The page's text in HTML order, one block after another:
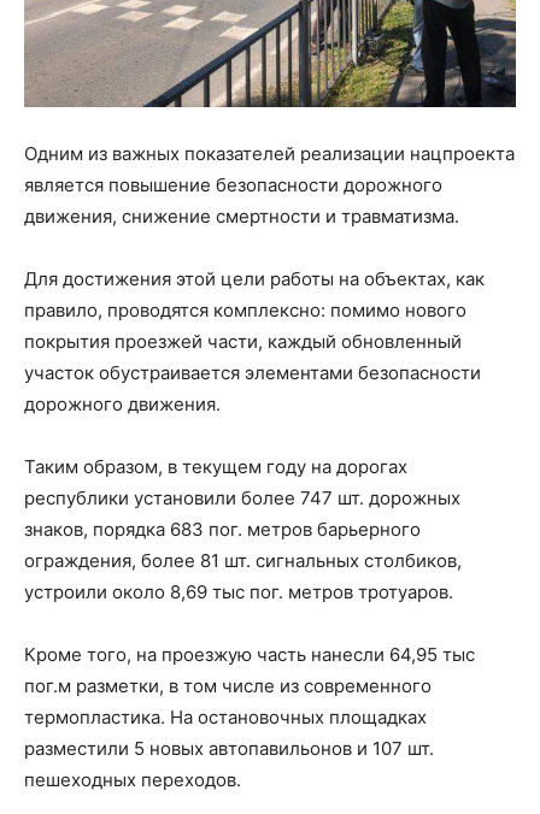
Одним из важных показателей реализации нацпроекта
является повышение безопасности дорожного
движения, снижение смертности и травматизма.
Для достижения этой цели работы на объектах, как
правило, проводятся комплексно: помимо нового
покрытия проезжей части, каждый обновленный
участок обустраивается элементами безопасности
дорожного движения.
Таким образом, в текущем году на дорогах
республики установили более 747 шт. дорожных
знаков, порядка 683 пог. метров барьерного
ограждения, более 81 шт. сигнальных столбиков,
устроили около 8,69 тыс пог. метров тротуаров.
Кроме того, на проезжую часть нанесли 64,95 тыс
пог.м разметки, в том числе из современного
термопластика. На остановочных площадках
разместили 5 новых автопавильонов и 107 шт.
пешеходных переходов.